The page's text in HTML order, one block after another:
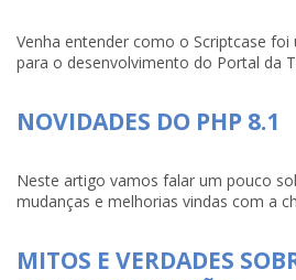
Venha entender como o Scriptcase foi
para o desenvolvimento do Portal da
NOVIDADES DO PHP 8.1
Neste artigo vamos falar um pouco
mudanças e melhorias vindas com a
MITOS E VERDADES